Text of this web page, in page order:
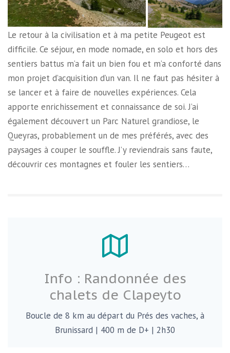
Le retour à la civilisation et à ma petite Peugeot est
difficile. Ce séjour, en mode nomade, en solo et hors des
sentiers battus m’a fait un bien fou et m’a conforté dans
mon projet d’acquisition d’un van. Il ne faut pas hésiter à
se lancer et à faire de nouvelles expériences. Cela
apporte enrichissement et connaissance de soi. J’ai
également découvert un Parc Naturel grandiose, le
Queyras, probablement un de mes préférés, avec des
paysages à couper le souffle. J’y reviendrais sans faute,
découvrir ces montagnes et fouler les sentiers…
Info : Randonnée des
chalets de Clapeyto
Boucle de 8 km au départ du Prés des vaches, à
Brunissard | 400 m de D+ | 2h30